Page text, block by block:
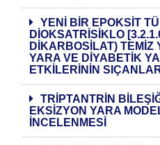
YENİ BİR EPOKSİT
DİOKSATRİSİKLO
DİKARBOSİLAT) TEMİZ
YARA VE DİYABETİK
ETKİLERİNİN
TRIPTANTRIN
EKSIZYON YARA
İNCELENMESI